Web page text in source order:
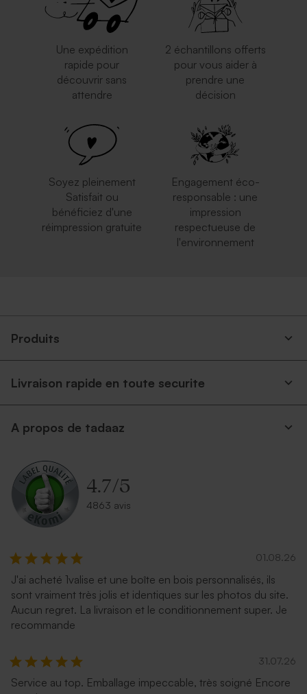
Enveloppe blanche
Enveloppe rouge
Enveloppe écologique papier
Enveloppe naissance crème
autocollante
Enveloppe naissance
terracotta
Une expédition
rapide pour
découvrir sans
attendre
2 échantillons offerts
pour vous aider à
prendre une
décision
Soyez pleinement
Satisfait ou
bénéficiez d'une
réimpression gratuite
Engagement éco-
responsable : une
impression
respectueuse de
l'environnement
Produits
Livraison rapide en toute securite
A propos de tadaaz
4.7/5
4863 avis
01.08.26
J'ai acheté 1valise et une boîte en bois personnalisés, ils
sont vraiment très jolis et identiques sur les photos du site.
Aucun regret. La livraison et le conditionnement super. Je
recommande
31.07.26
Service au top. Emballage impeccable, très soigné Encore